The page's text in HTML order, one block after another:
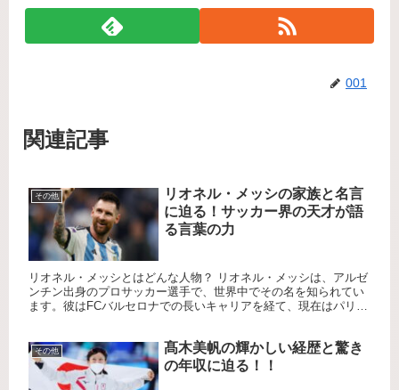
001
関連記事
その他
リオネル・メッシの家族と名言
に迫る！サッカー界の天才が語
る言葉の力
リオネル・メッシとはどんな人物？ リオネル・メッシは、アルゼ
ンチン出身のプロサッカー選手で、世界中でその名を知られてい
ます。彼はFCバルセロナでの長いキャリアを経て、現在はパリ・
その他
髙木美帆の輝かしい経歴と驚き
の年収に迫る！！